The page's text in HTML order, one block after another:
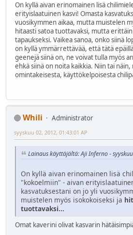
On kyllä aivan erinomainen lisä
erityislaatuinen kasvi! Omasta
vuosikymmen aikaa, mutta muistelen
hitaasti satoa tuottavaksi, mutta
tapaukseksi. Vaikea sanoa, onko siinä
on kyllä ymmärrettävää, että tätä
geenejä siinä on, ne voivat tulla myös
ehkä siinä on noita kaikkia. Niin tai
omintakeisesta, käyttökelpoisesta
Whili
Administrator
syyskuu 02, 2012, 01:43:01 AP
Lainaus käyttäjältä: Aji Inferno -
On kyllä aivan erinomainen lisä
"kokoelmiin" - aivan
kasvatuksestani on jo yli
muistelen myös isokokoiseksi ja
tuottavaksi...
Omat kaverini olivat kasvarin